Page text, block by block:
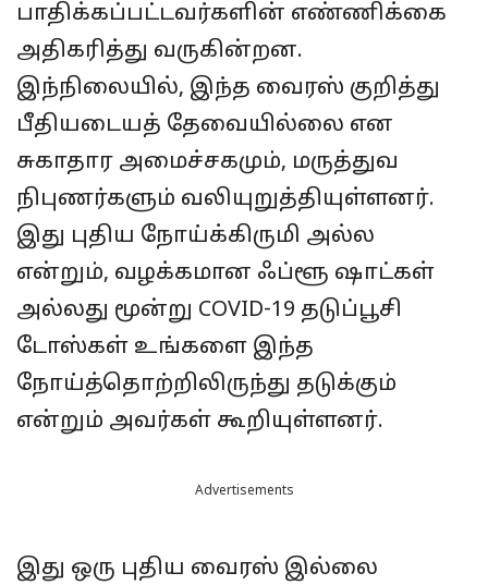
பாதிக்கப்பட்டவர்களின் எண்ணிக்கை
அதிகரித்து வருகின்றன.
இந்நிலையில், இந்த வைரஸ் குறித்து
பீதியடையத் தேவையில்லை என
சுகாதார அமைச்சகமும், மருத்துவ
நிபுணர்களும் வலியுறுத்தியுள்ளனர்.
இது புதிய நோய்க்கிருமி அல்ல
என்றும், வழக்கமான ஃப்ளூ ஷாட்கள்
அல்லது மூன்று COVID-19 தடுப்பூசி
டோஸ்கள் உங்களை இந்த
நோய்த்தொற்றிலிருந்து தடுக்கும்
என்றும் அவர்கள் கூறியுள்ளனர்.
Advertisements
இது ஒரு புதிய வைரஸ் இல்லை